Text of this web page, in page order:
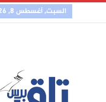
السبت, أغسطس 8, 2026